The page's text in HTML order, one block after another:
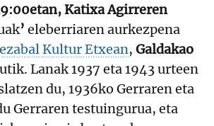
Katixa Agirreren
’ eleberriaren aurkezpena
Kultur Etxean, Galdakao
Lanak 1937 eta 1943 urteen
du, 1936ko Gerraren eta
Gerraren testuingurua, eta